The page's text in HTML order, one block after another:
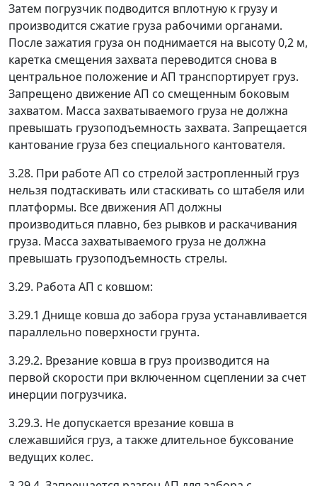
Затем погрузчик подводится вплотную к грузу и
производится сжатие груза рабочими органами.
После зажатия груза он поднимается на высоту 0,2 м,
каретка смещения захвата переводится снова в
центральное положение и АП транспортирует груз.
Запрещено движение АП со смещенным боковым
захватом. Масса захватываемого груза не должна
превышать грузоподъемность захвата. Запрещается
кантование груза без специального кантователя.
3.28. При работе АП со стрелой застропленный груз
нельзя подтаскивать или стаскивать со штабеля или
платформы. Все движения АП должны
производиться плавно, без рывков и раскачивания
груза. Масса захватываемого груза не должна
превышать грузоподъемность стрелы.
3.29. Работа АП с ковшом:
3.29.1 Днище ковша до забора груза устанавливается
параллельно поверхности грунта.
3.29.2. Врезание ковша в груз производится на
первой скорости при включенном сцеплении за счет
инерции погрузчика.
3.29.3. Не допускается врезание ковша в
слежавшийся груз, а также длительное буксование
ведущих колес.